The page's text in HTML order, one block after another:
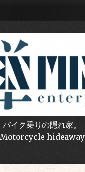
バイク乗りの隠れ家。
Motorcycle hideaway